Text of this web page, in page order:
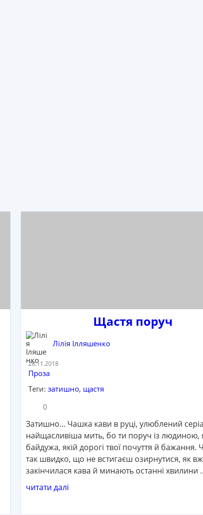
Щастя поруч
Лілія Ілляшенко
Дата:
28.11.2018
Категорія:
Проза
Теги: затишно, щастя
Кількість коментарів:
0
Затишно... Чашка кави в руці, улюблений
найщасливіша мить, бо ти поруч із людиною,
байдужа, якій дорогі твої почуття й бажання.
так швидко, що не встигаєш озирнутися, як
закінчилася кава й минають останні хвилини
читати далі